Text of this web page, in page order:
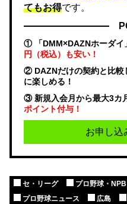
てもお得です。
① 「DMM×DAZNホーダイ
円（税込）も安い！
② DAZNだけの契約と比較
に楽しめる！
③ 新規入会月から最大3カ
ポイント付与！
お申し込
セ・リーグ プロ野球・NPB
プロ野球ニュース
広島